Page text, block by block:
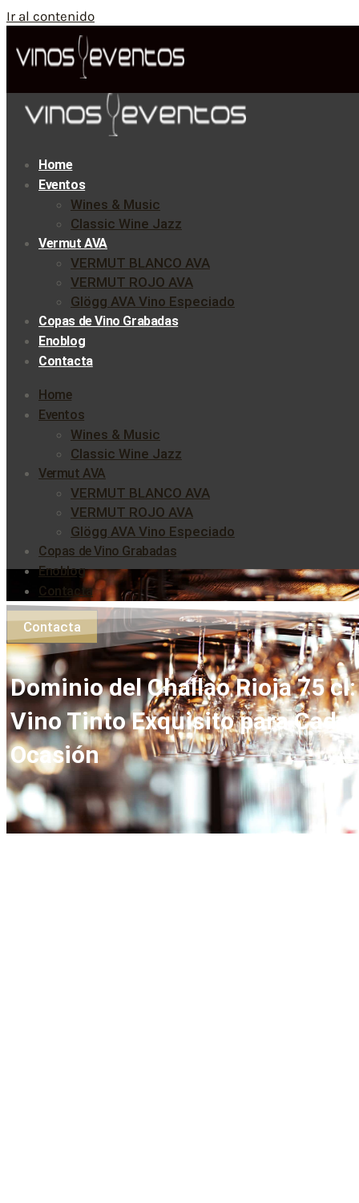
Ir al contenido
Home
Eventos
Wines & Music
Classic Wine Jazz
Vermut AVA
VERMUT BLANCO AVA
VERMUT ROJO AVA
Glögg AVA Vino Especiado
Copas de Vino Grabadas
Enoblog
Contacta
Home
Eventos
Wines & Music
Classic Wine Jazz
Vermut AVA
VERMUT BLANCO AVA
VERMUT ROJO AVA
Glögg AVA Vino Especiado
Copas de Vino Grabadas
Enoblog
Contacta
Contacta
Dominio del Challao Rioja 75 cl:
Vino Tinto Exquisito para Cada
Ocasión